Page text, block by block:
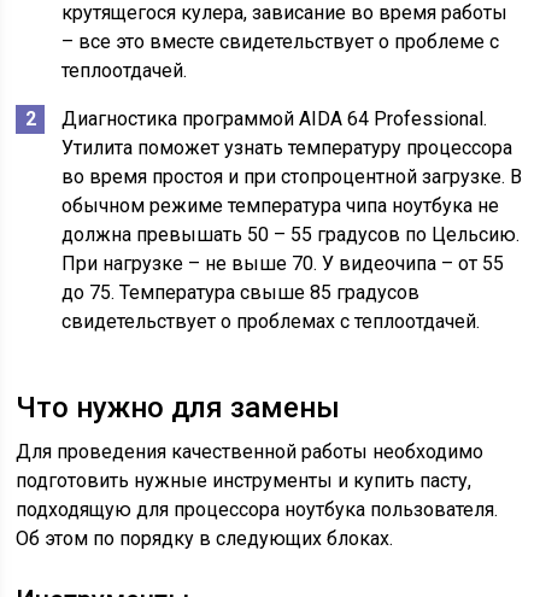
крутящегося кулера, зависание во время работы
– все это вместе свидетельствует о проблеме с
теплоотдачей.
Диагностика программой AIDA 64 Professional.
Утилита поможет узнать температуру процессора
во время простоя и при стопроцентной загрузке. В
обычном режиме температура чипа ноутбука не
должна превышать 50 – 55 градусов по Цельсию.
При нагрузке – не выше 70. У видеочипа – от 55
до 75. Температура свыше 85 градусов
свидетельствует о проблемах с теплоотдачей.
Что нужно для замены
Для проведения качественной работы необходимо
подготовить нужные инструменты и купить пасту,
подходящую для процессора ноутбука пользователя.
Об этом по порядку в следующих блоках.